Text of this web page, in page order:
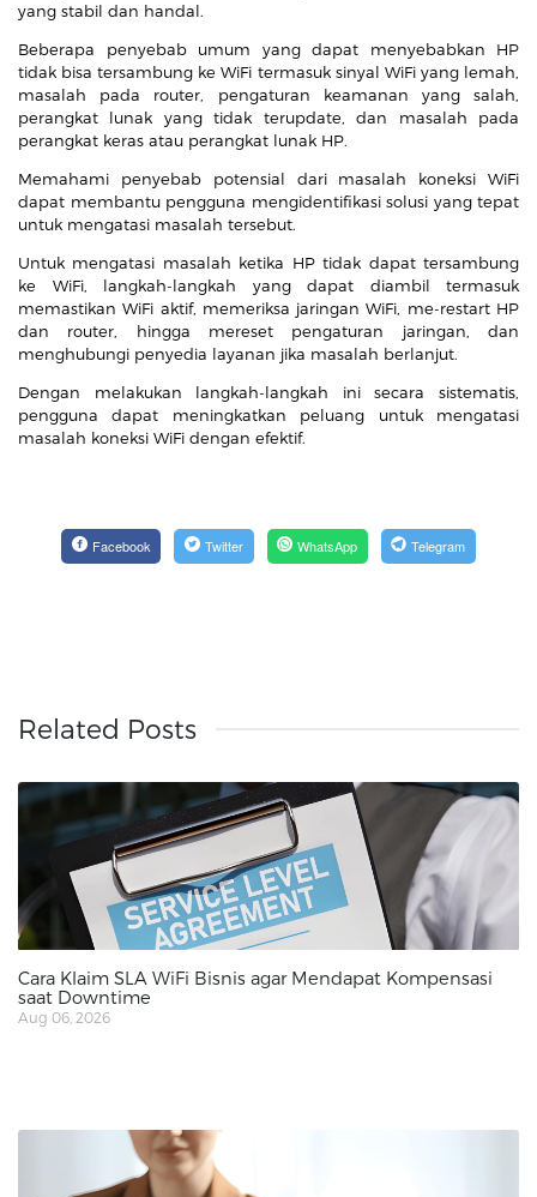
yang stabil dan handal.
Beberapa penyebab umum yang dapat menyebabkan HP
tidak bisa tersambung ke WiFi termasuk sinyal WiFi yang lemah,
masalah pada router, pengaturan keamanan yang salah,
perangkat lunak yang tidak terupdate, dan masalah pada
perangkat keras atau perangkat lunak HP.
Memahami penyebab potensial dari masalah koneksi WiFi
dapat membantu pengguna mengidentifikasi solusi yang tepat
untuk mengatasi masalah tersebut.
Untuk mengatasi masalah ketika HP tidak dapat tersambung
ke WiFi, langkah-langkah yang dapat diambil termasuk
memastikan WiFi aktif, memeriksa jaringan WiFi, me-restart HP
dan router, hingga mereset pengaturan jaringan, dan
menghubungi penyedia layanan jika masalah berlanjut.
Dengan melakukan langkah-langkah ini secara sistematis,
pengguna dapat meningkatkan peluang untuk mengatasi
masalah koneksi WiFi dengan efektif.
Facebook Twitter WhatsApp Telegram
Related Posts
Cara Klaim SLA WiFi Bisnis agar Mendapat Kompensasi
saat Downtime
Aug 06, 2026